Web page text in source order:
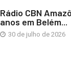
Rádio CBN
anos em Belém...
30 de julho de 2026